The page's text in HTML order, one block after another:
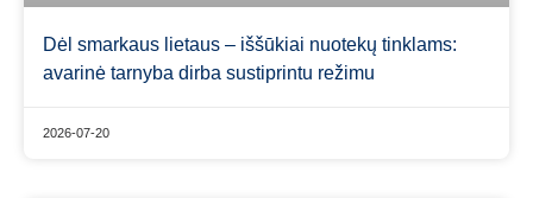
Dėl smarkaus lietaus – iššūkiai nuotekų tinklams:
avarinė tarnyba dirba sustiprintu režimu
2026-07-20